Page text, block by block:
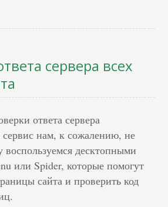
сервера всех
ответа сервера
нам, к сожалению, не
воспользуемся десктопными
или Spider, которые помогут
сайта и проверить код